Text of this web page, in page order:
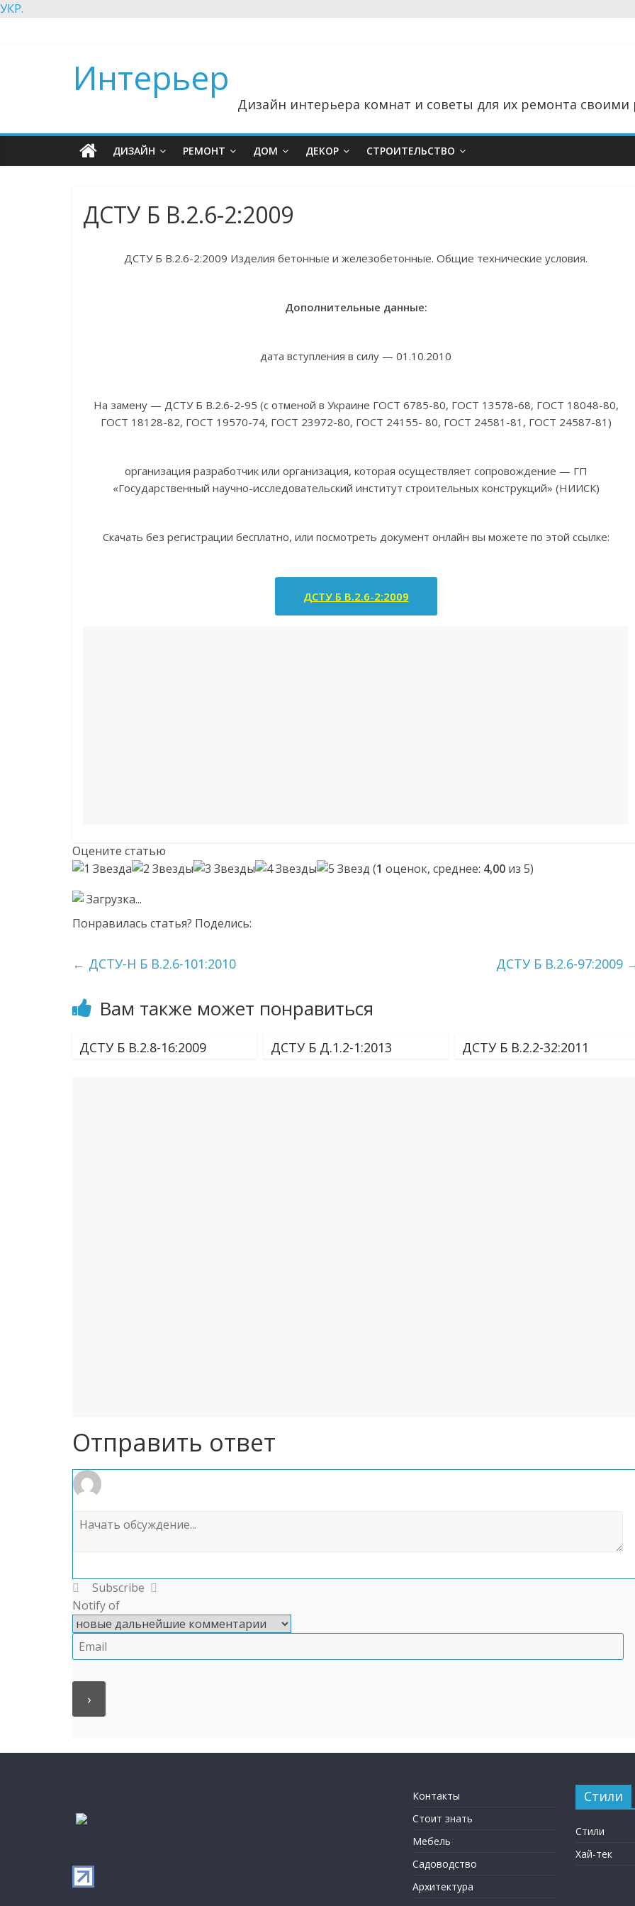
УКР.
Интерьер
Дизайн интерьера комнат и советы для их ремонта
ДИЗАЙН РЕМОНТ ДОМ ДЕКОР СТРОИТЕЛЬСТВО
ДСТУ Б В.2.6-2:2009
ДСТУ Б В.2.6-2:2009 Изделия бетонные и железобетонные. Общие технические условия.
Дополнительные данные:
дата вступления в силу — 01.10.2010
На замену — ДСТУ Б В.2.6-2-95 (с отменой в Украине ГОСТ 6785-80, ГОСТ 13578-68, ГОСТ 18048-80,
ГОСТ 18128-82, ГОСТ 19570-74, ГОСТ 23972-80, ГОСТ 24155- 80, ГОСТ 24581-81, ГОСТ 24587-81)
организация разработчик или организация, которая осуществляет сопровождение — ГП
«Государственный научно-исследовательский институт строительных конструкций» (НИИСК)
Скачать без регистрации бесплатно, или посмотреть документ онлайн вы можете по этой ссылке:
ДСТУ Б В.2.6-2:2009
Оцените статью
(1 оценок, среднее: 4,00 из 5)
Загрузка...
Понравилась статья? Поделись:
← ДСТУ-Н Б В.2.6-101:2010 ДСТУ Б В.2.6-97:2009
Вам также может понравиться
ДСТУ Б В.2.8-16:2009 ДСТУ Б Д.1.2-1:2013 ДСТУ Б В.2.2-32:2011
Отправить ответ
Subscribe
Notify of
Контакты
Стоит знать
Мебель
Садоводство
Архитектура
Стили
Стили
Хай-тек